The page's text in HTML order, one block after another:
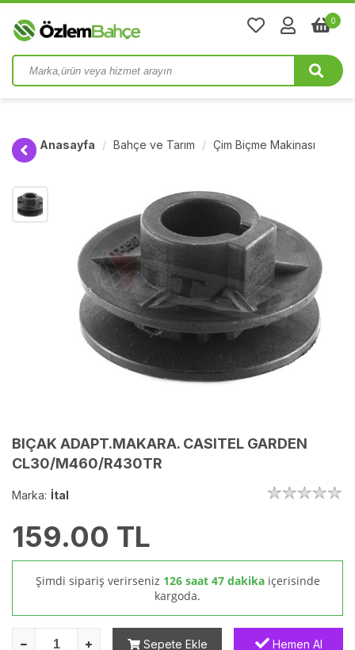
0
Anasayfa Bahçe ve Tarım Çim Biçme Makinası
BIÇAK ADAPT.MAKARA. CASlTEL GARDEN
CL30/M460/R430TR
Marka: İtal
159.00 TL
Şimdi sipariş verirseniz 126 saat 47 dakika içerisinde
kargoda.
Sepete Ekle Hemen Al